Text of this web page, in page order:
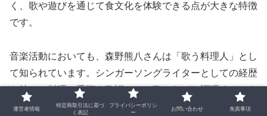
く、歌や遊びを通じて食文化を体験できる点が大きな特徴
です。
音楽活動においても、森野熊八さんは「歌う料理人」とし
て知られています。シンガーソングライターとしての経歴
を持ち、料理の手順を歌詞にして歌いながら調理するスタ
イルを確立しました。これを発展させたCD『HA-RA-PE-
運営者情報
特定商取引法に基づ
く表記
プライバシーポリシ
ー
お問い合わせ 免責事項